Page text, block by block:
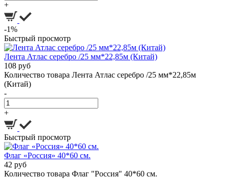
+
-1%
Быстрый просмотр
Лента Атлас серебро /25 мм*22,85м (Китай)
108 руб
Количество товара Лента Атлас серебро /25 мм*22,85м
(Китай)
-
+
Быстрый просмотр
Флаг «Россия» 40*60 см.
42 руб
Количество товара Флаг "Россия" 40*60 см.